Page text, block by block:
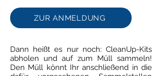
Dann heißt es nur noch: CleanUp-Kits
abholen und auf zum Müll sammeln!
Den Müll könnt Ihr anschließend in die
ZUR ANMELDUNG